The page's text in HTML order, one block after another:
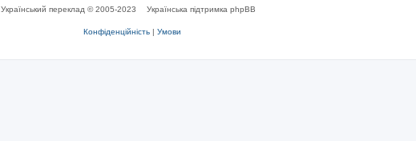
Український переклад © 2005-2023 Українська підтримка phpBB
Конфіденційність | Умови